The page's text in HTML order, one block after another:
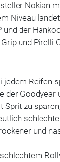
Nokian
Niveau
der
und Pirelli
Reifen
Goodyear
Sprit zu
und